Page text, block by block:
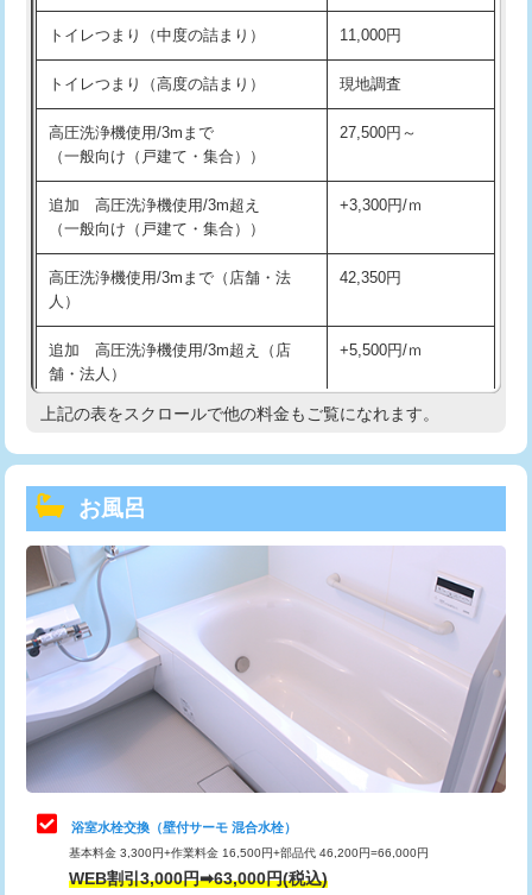
トイレつまり（中度の詰まり） 11,000円
トイレつまり（高度の詰まり） 現地調査
高圧洗浄機使用/3mまで
（一般向け（戸建て・集合））
27,500円～
追加 高圧洗浄機使用/3m超え
（一般向け（戸建て・集合））
+3,300円/ｍ
高圧洗浄機使用/3mまで（店舗・法
人）
42,350円
追加 高圧洗浄機使用/3m超え（店
舗・法人）
+5,500円/ｍ
高度高圧洗浄換 現地調査
トーラー機使用/3mまで
追加トーラー機使用/3m超え
カメラ調査 33,000円
桝清掃 8,800円
止水・漏水調査・防水処理・清掃・修
理・調整・分解・加工など（軽作業）
止水・漏水調査・防水処理・清掃・修
理・調整・分解・加工など（中作業）
22,000円
止水・漏水調査・防水処理・清掃・修
理・調整・分解・加工など（重作業）
33,000円
上記の表をスクロールで他の料金もご覧になれます。
お風呂
浴室水栓交換（壁付サーモ 混合水栓）
基本料金 3,300円+作業料金 16,500円+部品代 46,200円=66,000円
WEB割引3,000円➡63,000円(税込)